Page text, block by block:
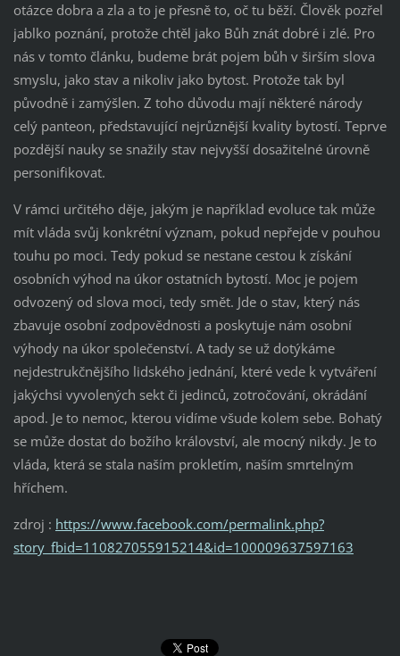
otázce dobra a zla a to je přesně to, oč tu běží. Člověk pozřel
jablko poznání, protože chtěl jako Bůh znát dobré i zlé. Pro
nás v tomto článku, budeme brát pojem bůh v širším slova
smyslu, jako stav a nikoliv jako bytost. Protože tak byl
původně i zamýšlen. Z toho důvodu mají některé národy
celý panteon, představující nejrůznější kvality bytostí. Teprve
pozdější nauky se snažily stav nejvyšší dosažitelné úrovně
personifikovat.
V rámci určitého děje, jakým je například evoluce tak může
mít vláda svůj konkrétní význam, pokud nepřejde v pouhou
touhu po moci. Tedy pokud se nestane cestou k získání
osobních výhod na úkor ostatních bytostí. Moc je pojem
odvozený od slova moci, tedy smět. Jde o stav, který nás
zbavuje osobní zodpovědnosti a poskytuje nám osobní
výhody na úkor společenství. A tady se už dotýkáme
nejdestrukčnějšího lidského jednání, které vede k vytváření
jakýchsi vyvolených sekt či jedinců, zotročování, okrádání
apod. Je to nemoc, kterou vidíme všude kolem sebe. Bohatý
se může dostat do božího království, ale mocný nikdy. Je to
vláda, která se stala naším prokletím, naším smrtelným
hříchem.
zdroj : https://www.facebook.com/permalink.php?
story_fbid=110827055915214&id=100009637597163